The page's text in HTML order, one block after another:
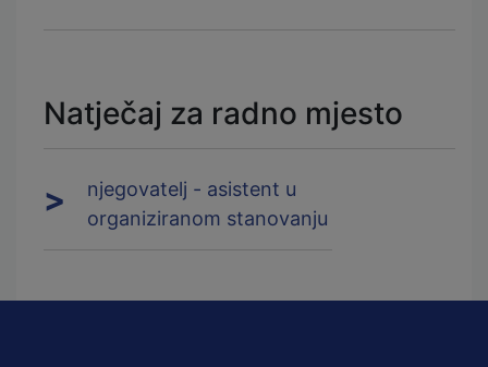
Natječaj za radno mjesto
njegovatelj - asistent u
organiziranom stanovanju